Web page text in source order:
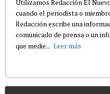
Utilizamos Redacción El
cuando el periodista o
Redacción escribe una
comunicado de prensa o un
que medie... Leer más